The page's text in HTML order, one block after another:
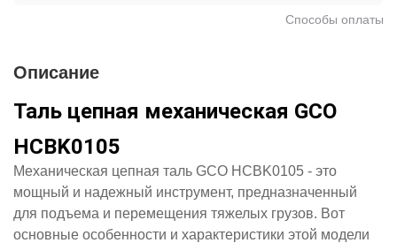
Способы оплаты
Описание
Таль цепная механическая GCO
HCBK0105
Механическая цепная таль GCO HCBK0105 - это
мощный и надежный инструмент, предназначенный
для подъема и перемещения тяжелых грузов. Вот
основные особенности и характеристики этой модели